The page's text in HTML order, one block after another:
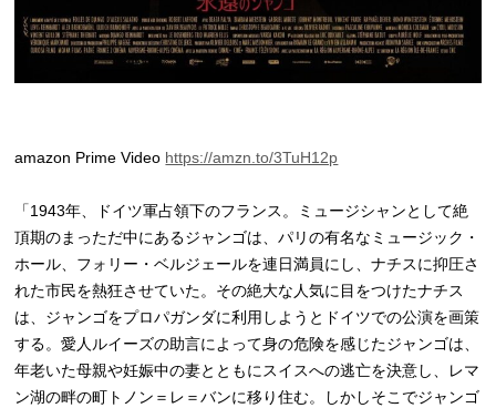
amazon Prime Video https://amzn.to/3TuH12p
「1943年、ドイツ軍占領下のフランス。ミュージシャンとして絶
頂期のまっただ中にあるジャンゴは、パリの有名なミュージック・
ホール、フォリー・ベルジェールを連日満員にし、ナチスに抑圧さ
れた市民を熱狂させていた。その絶大な人気に目をつけたナチス
は、ジャンゴをプロパガンダに利用しようとドイツでの公演を画策
する。愛人ルイーズの助言によって身の危険を感じたジャンゴは、
年老いた母親や妊娠中の妻とともにスイスへの逃亡を決意し、レマ
ン湖の畔の町トノン＝レ＝バンに移り住む。しかしそこでジャンゴ